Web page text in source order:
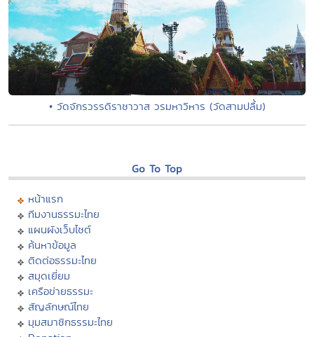
• วัดจักรวรรดิราชาวาส วรมหาวิหาร (วัดสามปลื้ม)
Go To Top
หน้าแรก
ทีมงานธรรมะไทย
แผนผังเว็บไซต์
ค้นหาข้อมูล
ติดต่อธรรมะไทย
สมุดเยี่ยม
เครือข่ายธรรมะ
สัญลักษณ์ไทย
มุมสมาชิกธรรมะไทย